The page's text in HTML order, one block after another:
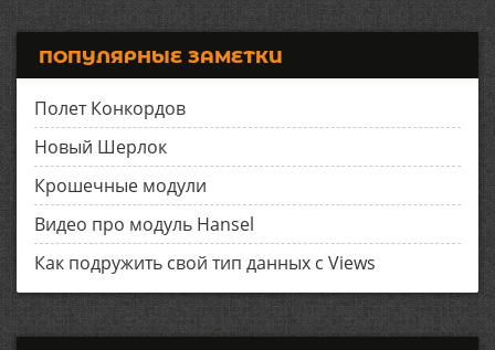
ПОПУЛЯРНЫЕ ЗАМЕТКИ
Полет Конкордов
Новый Шерлок
Крошечные модули
Видео про модуль Hansel
Как подружить свой тип данных с Views